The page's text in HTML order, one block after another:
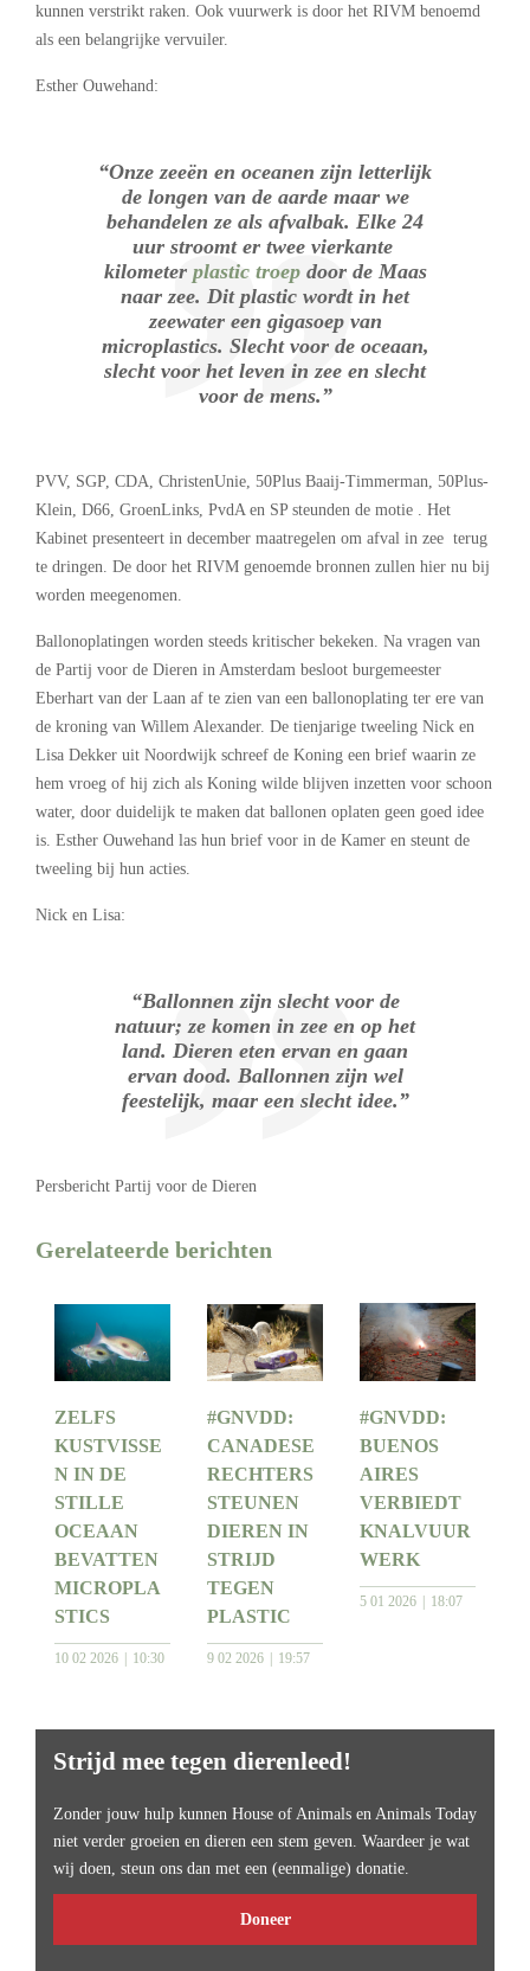
kunnen verstrikt raken. Ook vuurwerk is door het RIVM benoemd
als een belangrijke vervuiler.
Esther Ouwehand:
“Onze zeeën en oceanen zijn letterlijk
de longen van de aarde maar we
behandelen ze als afvalbak. Elke 24
uur stroomt er twee vierkante
kilometer plastic troepdoor de Maas
naar zee. Dit plastic wordt in het
zeewater een gigasoep van
microplastics. Slecht voor de oceaan,
slecht voor het leven in zee en slecht
voor de mens.”
PVV, SGP, CDA, ChristenUnie, 50Plus Baaij-Timmerman, 50Plus-
Klein, D66, GroenLinks, PvdA en SP steunden de motie . Het
Kabinet presenteert in december maatregelen om afval in zee terug
te dringen. De door het RIVM genoemde bronnen zullen hier nu bij
worden meegenomen.
Ballonoplatingen worden steeds kritischer bekeken. Na vragen van
de Partij voor de Dieren in Amsterdam besloot burgemeester
Eberhart van der Laan af te zien van een ballonoplating ter ere van
de kroning van Willem Alexander. De tienjarige tweeling Nick en
Lisa Dekker uit Noordwijk schreef de Koning een brief waarin ze
hem vroeg of hij zich als Koning wilde blijven inzetten voor schoon
water, door duidelijk te maken dat ballonen oplaten geen goed idee
is. Esther Ouwehand las hun brief voor in de Kamer en steunt de
tweeling bij hun acties.
Nick en Lisa:
“Ballonnen zijn slecht voor de
natuur; ze komen in zee en op het
land. Dieren eten ervan en gaan
ervan dood. Ballonnen zijn wel
feestelijk, maar een slecht idee.”
Persbericht Partij voor de Dieren
Gerelateerde berichten
ZELFS
KUSTVISSE
N IN DE
STILLE
OCEAAN
BEVATTEN
MICROPLA
STICS
10 02 2026 10:30
#GNVDD:
CANADESE
RECHTERS
STEUNEN
DIEREN IN
STRIJD
TEGEN
PLASTIC
9 02 2026 19:57
#GNVDD:
BUENOS
AIRES
VERBIEDT
KNALVUUR
WERK
5 01 2026 18:07
Strijd mee tegen dierenleed!
Zonder jouw hulp kunnen House of Animals en Animals Today
niet verder groeien en dieren een stem geven. Waardeer je wat
wij doen, steun ons dan met een (eenmalige) donatie.
Doneer